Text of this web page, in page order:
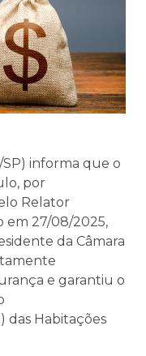
informa que o
por
Relator
em 27/08/2025,
da Câmara
e garantiu o
das Habitações